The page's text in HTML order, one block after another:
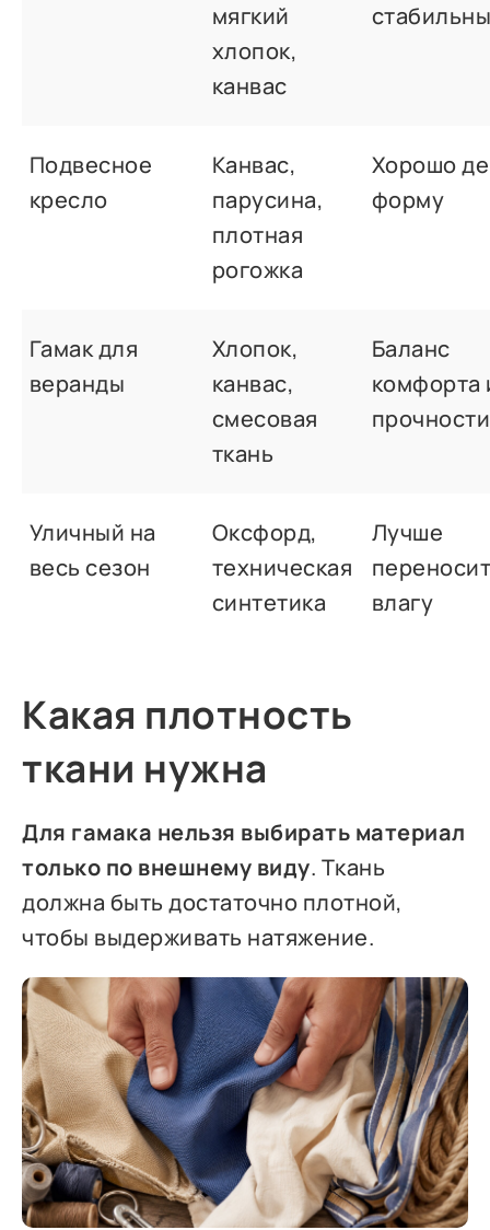
мягкий
хлопок,
канвас
Подвесное
кресло
Канвас,
парусина,
плотная
рогожка
Хорошо
форму
Гамак для
веранды
Хлопок,
канвас,
смесовая
ткань
Баланс
комфорта
прочности
Уличный на
весь сезон
Оксфорд,
техническая
синтетика
Лучше
влагу
Какая плотность
ткани нужна
Для гамака нельзя выбирать материал
только по внешнему виду. Ткань
должна быть достаточно плотной,
чтобы выдерживать натяжение.